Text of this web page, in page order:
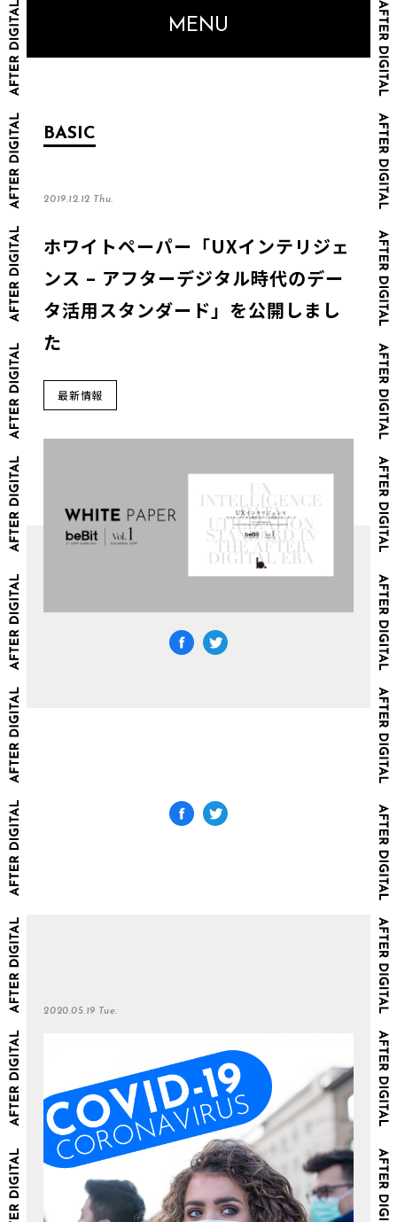
MENU
BASIC
2019.12.12 Thu.
ホワイトペーパー「UXインテリジェ
ンス – アフターデジタル時代のデー
タ活用スタンダード」を公開しまし
た
最新情報
2020.05.19 Tue.